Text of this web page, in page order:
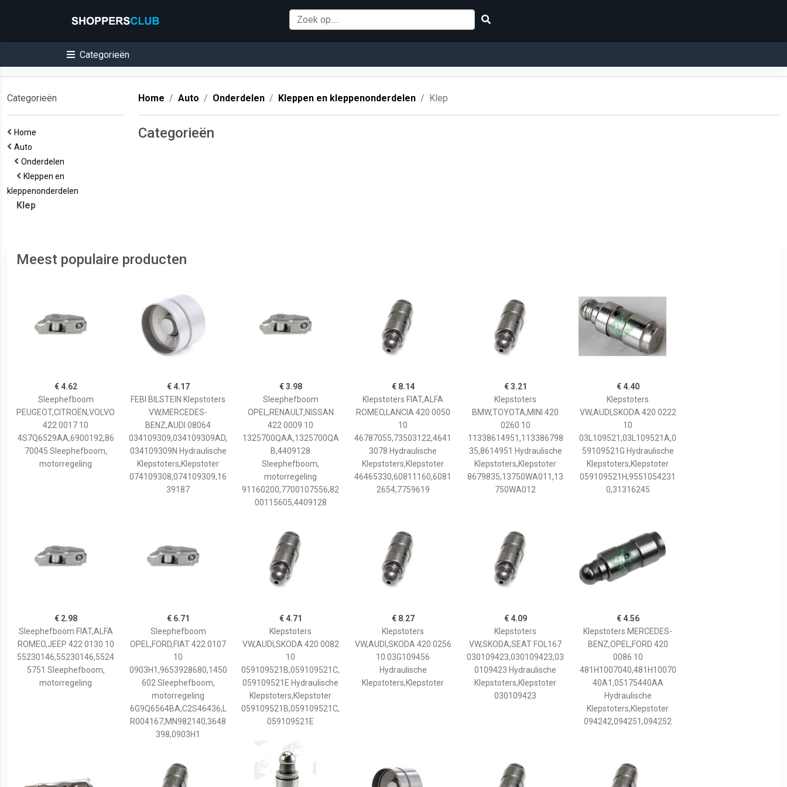
Categorieën
Categorieën
Home
Auto
Onderdelen
Kleppen en
kleppenonderdelen
Klep
Home Auto Onderdelen Kleppen en kleppenonderdelen Klep
Categorieën
Meest populaire producten
€ 4.62
Sleephefboom
PEUGEOT,CITROËN,VOLVO
422 0017 10
4S7Q6529AA,6900192,86
70045 Sleephefboom,
motorregeling
€ 4.17
FEBI BILSTEIN Klepstoters
VW,MERCEDES-
BENZ,AUDI 08064
034109309,034109309AD,
034109309N Hydraulische
Klepstoters,Klepstoter
074109308,074109309,16
39187
€ 3.98
Sleephefboom
OPEL,RENAULT,NISSAN
422 0009 10
1325700QAA,1325700QA
B,4409128
Sleephefboom,
motorregeling
91160200,7700107556,82
00115605,4409128
€ 8.14
Klepstoters FIAT,ALFA
ROMEO,LANCIA 420 0050
10
46787055,73503122,4641
3078 Hydraulische
Klepstoters,Klepstoter
46465330,60811160,6081
2654,7759619
€ 3.21
Klepstoters
BMW,TOYOTA,MINI 420
0260 10
11338614951,113386798
35,8614951 Hydraulische
Klepstoters,Klepstoter
8679835,13750WA011,13
750WA012
€ 4.40
Klepstoters
VW,AUDI,SKODA 420 0222
10
03L109521,03L109521A,0
59109521G Hydraulische
Klepstoters,Klepstoter
059109521H,9551054231
0,31316245
€ 2.98
Sleephefboom FIAT,ALFA
ROMEO,JEEP 422 0130 10
55230146,55230146,5524
5751 Sleephefboom,
motorregeling
€ 6.71
Sleephefboom
OPEL,FORD,FIAT 422 0107
10
0903H1,9653928680,1450
602 Sleephefboom,
motorregeling
6G9Q6564BA,C2S46436,L
R004167,MN982140,3648
398,0903H1
€ 4.71
Klepstoters
VW,AUDI,SKODA 420 0082
10
059109521B,059109521C,
059109521E Hydraulische
Klepstoters,Klepstoter
059109521B,059109521C,
059109521E
€ 8.27
Klepstoters
VW,AUDI,SKODA 420 0256
10 03G109456
Hydraulische
Klepstoters,Klepstoter
€ 4.09
Klepstoters
VW,SKODA,SEAT FOL167
030109423,030109423,03
0109423 Hydraulische
Klepstoters,Klepstoter
030109423
€ 4.56
Klepstoters MERCEDES-
BENZ,OPEL,FORD 420
0086 10
481H1007040,481H10070
40A1,05175440AA
Hydraulische
Klepstoters,Klepstoter
094242,094251,094252